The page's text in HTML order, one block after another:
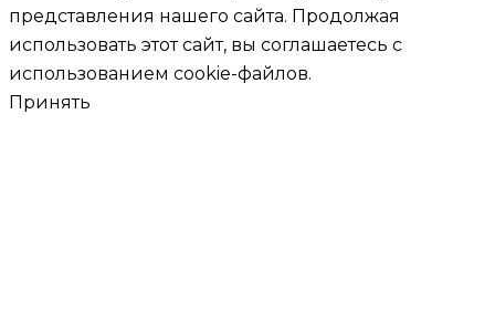
представления нашего сайта. Продолжая
использовать этот сайт, вы соглашаетесь с
использованием cookie-файлов.
Принять